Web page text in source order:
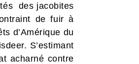
des jacobites
de fuir à
d’Amérique du
S’estimant
acharné contre